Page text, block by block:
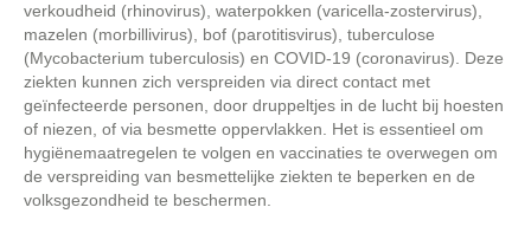
verkoudheid (rhinovirus), waterpokken (varicella-zostervirus),
mazelen (morbillivirus), bof (parotitisvirus), tuberculose
(Mycobacterium tuberculosis) en COVID-19 (coronavirus). Deze
ziekten kunnen zich verspreiden via direct contact met
geïnfecteerde personen, door druppeltjes in de lucht bij hoesten
of niezen, of via besmette oppervlakken. Het is essentieel om
hygiënemaatregelen te volgen en vaccinaties te overwegen om
de verspreiding van besmettelijke ziekten te beperken en de
volksgezondheid te beschermen.